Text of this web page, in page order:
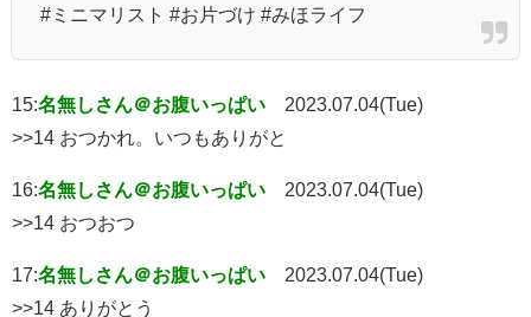
#ミニマリスト #お片づけ #みほライフ
15:名無しさん＠お腹いっぱい
2023.07.04(Tue)
>>14 おつかれ。いつもありがと
16:名無しさん＠お腹いっぱい
2023.07.04(Tue)
>>14 おつおつ
17:名無しさん＠お腹いっぱい
2023.07.04(Tue)
>>14 ありがとう